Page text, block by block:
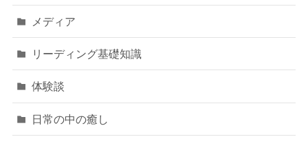
メディア
リーディング基礎知識
体験談
日常の中の癒し